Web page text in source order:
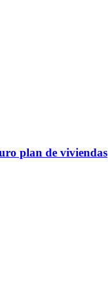
plan de viviendas